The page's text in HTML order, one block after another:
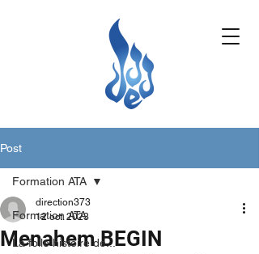
Post
Formation ATA
La folle histoire de...
Formation ATA
Menahem BEGIN
direction373
12 oct. 2023